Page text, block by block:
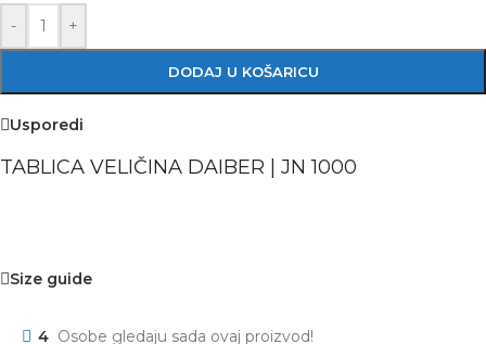
- +
DODAJ U KOŠARICU
Usporedi
TABLICA VELIČINA DAIBER | JN 1000
Size guide
4 Osobe gledaju sada ovaj proizvod!